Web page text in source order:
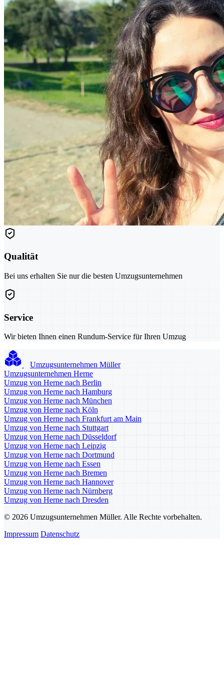
Qualität
Bei uns erhalten Sie nur die besten Umzugsunternehmen
Service
Wir bieten Ihnen einen Rundum-Service für Ihren Umzug
Umzugsunternehmen Müller
Umzugsunternehmen Herne
Umzug von Herne nach Berlin
Umzug von Herne nach Hamburg
Umzug von Herne nach München
Umzug von Herne nach Köln
Umzug von Herne nach Frankfurt am Main
Umzug von Herne nach Stuttgart
Umzug von Herne nach Düsseldorf
Umzug von Herne nach Leipzig
Umzug von Herne nach Dortmund
Umzug von Herne nach Essen
Umzug von Herne nach Bremen
Umzug von Herne nach Hannover
Umzug von Herne nach Nürnberg
Umzug von Herne nach Dresden
© 2026 Umzugsunternehmen Müller. Alle Rechte vorbehalten.
Impressum Datenschutz